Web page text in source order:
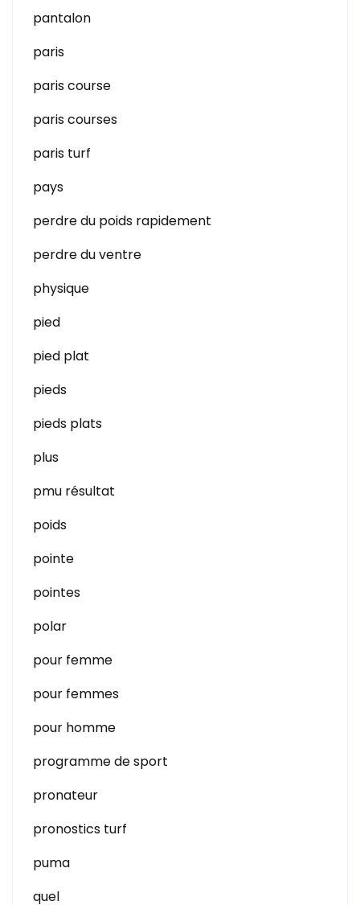
pantalon
paris
paris course
paris courses
paris turf
pays
perdre du poids rapidement
perdre du ventre
physique
pied
pied plat
pieds
pieds plats
plus
pmu résultat
poids
pointe
pointes
polar
pour femme
pour femmes
pour homme
programme de sport
pronateur
pronostics turf
puma
quel